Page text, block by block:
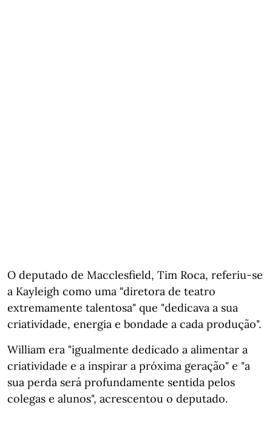
O deputado de Macclesfield, Tim Roca, referiu-se
a Kayleigh como uma "diretora de teatro
extremamente talentosa" que "dedicava a sua
criatividade, energia e bondade a cada produção".
William era "igualmente dedicado a alimentar a
criatividade e a inspirar a próxima geração" e "a
sua perda será profundamente sentida pelos
colegas e alunos", acrescentou o deputado.